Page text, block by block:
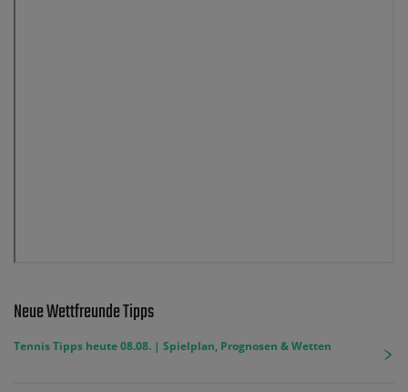
Neue Wettfreunde Tipps
Tennis Tipps heute 08.08. | Spielplan, Prognosen & Wetten